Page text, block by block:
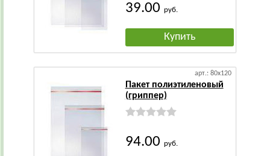
39.00 руб.
Купить
арт.: 80х120
Пакет полиэтиленовый
(гриппер)
94.00 руб.